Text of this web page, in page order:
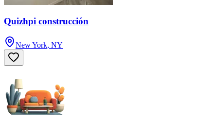
Quizhpi construcción
New York, NY